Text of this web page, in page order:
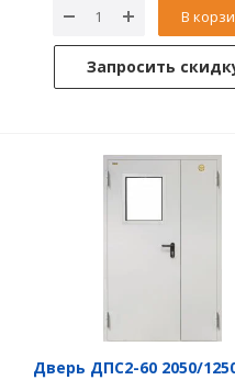
В
Запросить
Дверь ДПC2-60 2050/